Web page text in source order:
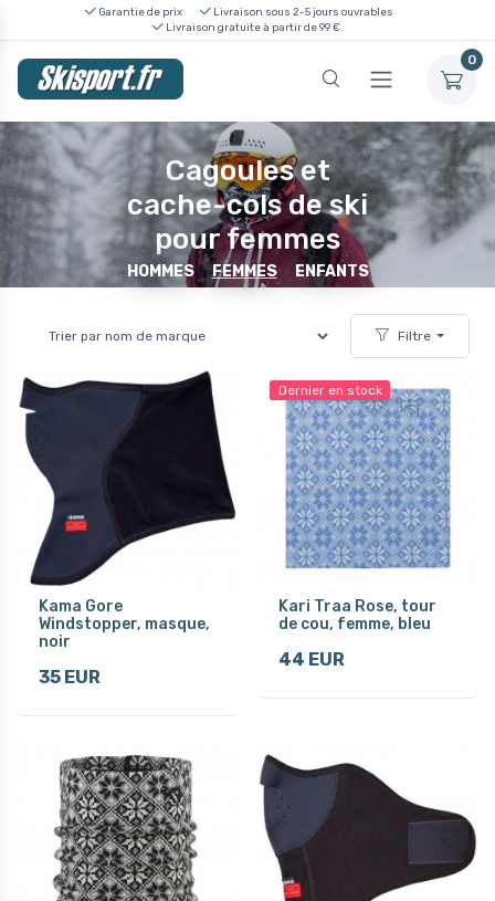
Garantie de prix
Livraison sous 2-5 jours ouvrables
Livraison gratuite à partir de 99 €.
0
Cagoules et
cache-cols de ski
pour femmes
HOMMES FEMMES ENFANTS
Filtre
Kama Gore
Windstopper, masque,
noir
35 EUR
Dernier en stock
Kari Traa Rose, tour
de cou, femme, bleu
44 EUR